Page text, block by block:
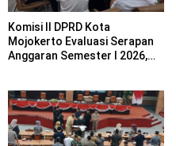
Komisi II DPRD Kota
Mojokerto Evaluasi Serapan
Anggaran Semester I 2026,